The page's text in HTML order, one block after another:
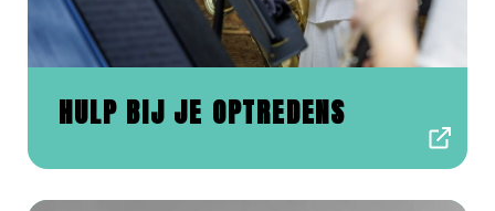
HULP BIJ JE OPTREDENS